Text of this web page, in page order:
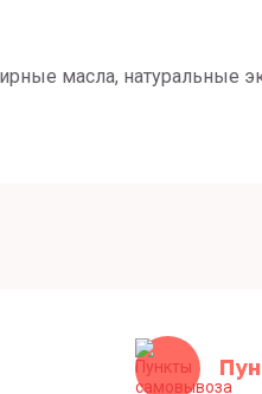
масла, натуральные